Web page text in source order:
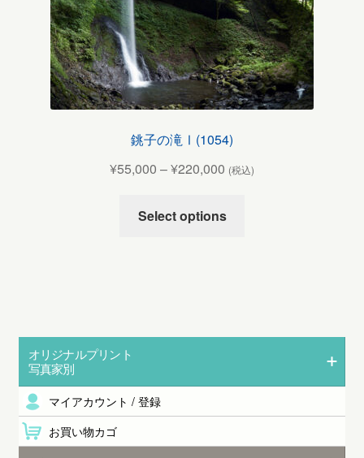
銚子の滝Ⅰ(1054)
¥55,000 –¥220,000 (税込)
Select options
オリジナルプリント
写真家別
マイアカウント / 登録
お買い物カゴ